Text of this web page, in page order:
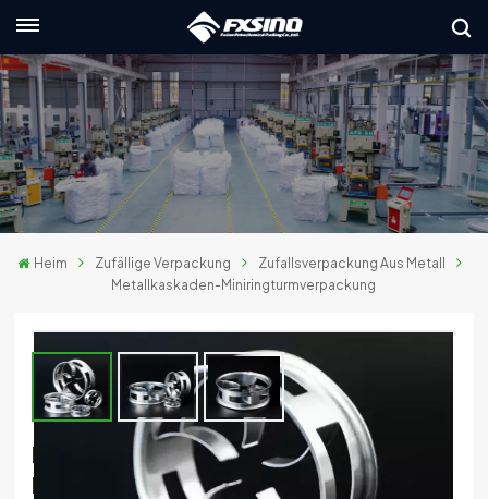
本語
Heim Zufällige Verpackung
Zufallsverpackung Aus Metall
Metallkaskaden-Miniringturmverpackung
Metallkaskaden-
Miniringturmverpackung